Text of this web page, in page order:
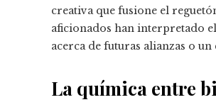
creativa que fusione el
aficionados han interpretado
acerca de futuras alianzas o
La química entre